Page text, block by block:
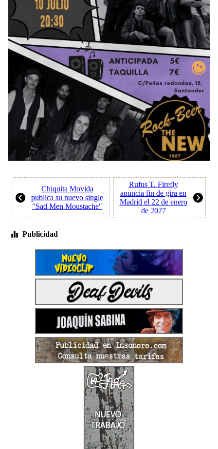
Chiquita Movida
publica su nuevo single
"Sad Men Moustache"
Rufus T. Firefly
anuncia fin de gira en
Madrid el 22 de enero
de 2027
Publicidad